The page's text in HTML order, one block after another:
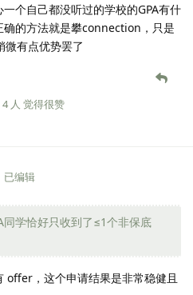
个自己都没听过的学校的GPA有什
的方法就是攀connection，只是
有点优势罢了
4 人 觉得很赞
已编辑
同学恰好只收到了≤1个非保底
offer，这个申请结果是非常稳健且